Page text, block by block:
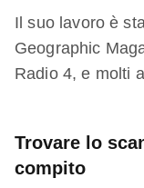
Il suo lavoro è
Geographic
Radio 4, e molti
Trovare lo
compito